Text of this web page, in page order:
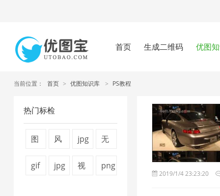
首页 生成二维码 优图
当前位置： 首页 > 优图知识库 > PS教程
热门标检
图
风
jpg
无
gif
jpg
视
png
2019/1/4 23:23:20